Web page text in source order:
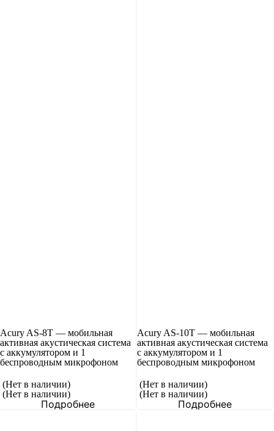
Acury AS-8T — мобильная
активная акустическая система
с аккумулятором и 1
беспроводным микрофоном
(Нет в наличии)
(Нет в наличии)
Подробнее
Acury AS-10T — мобильная
активная акустическая система
с аккумулятором и 1
беспроводным микрофоном
(Нет в наличии)
(Нет в наличии)
Подробнее